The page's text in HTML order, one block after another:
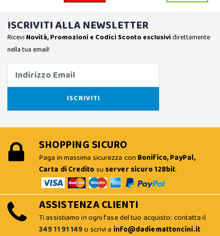
ISCRIVITI ALLA NEWSLETTER
Ricevi Novità, Promozioni e Codici Sconto esclusividirettamente
nella tua email!
SHOPPING SICURO
Paga in massima sicurezza con Bonifico, PayPal,
Carta di Creditosu server sicuro 128bit.
ASSISTENZA CLIENTI
Ti assistiamo in ogni fase del tuo acquisto: contatta il
349 11 91 149o scrivi a info@dadiemattoncini.it